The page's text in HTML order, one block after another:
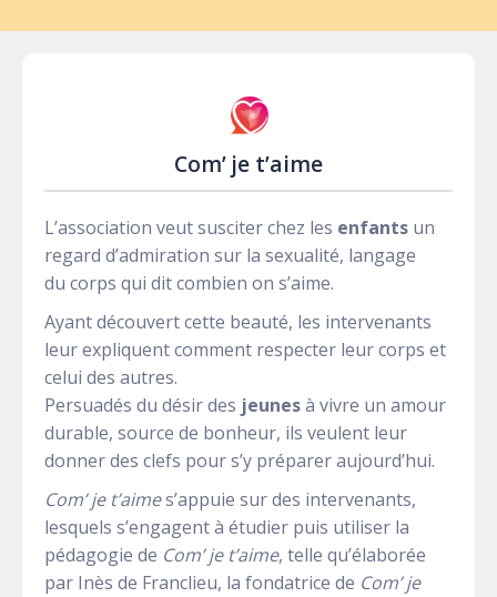
Com’ je t’aime
L’association veut susciter chez les enfants un
regard d’admiration sur la sexualité, langage
du corps qui dit combien on s’aime.
Ayant découvert cette beauté, les intervenants
leur expliquent comment respecter leur corps et
celui des autres.
Persuadés du désir des jeunesà vivre un amour
durable, source de bonheur, ils veulent leur
donner des clefs pour s’y préparer aujourd’hui.
Com’ je t’aimes’appuie sur des intervenants,
lesquels s’engagent à étudier puis utiliser la
pédagogie de Com’ je t’aime, telle qu’élaborée
par Inès de Franclieu, la fondatrice de Com’ je